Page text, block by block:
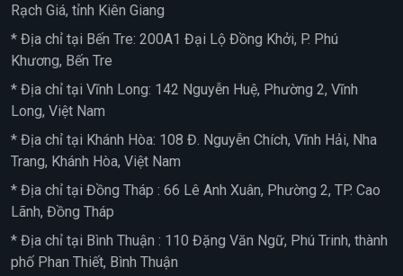
Rạch Giá, tỉnh Kiên Giang
* Địa chỉ tại Bến Tre: 200A1 Đại Lộ Đồng Khởi, P. Phú
Khương, Bến Tre
* Địa chỉ tại Vĩnh Long: 142 Nguyễn Huệ, Phường 2, Vĩnh
Long, Việt Nam
* Địa chỉ tại Khánh Hòa: 108 Đ. Nguyễn Chích, Vĩnh Hải, Nha
Trang, Khánh Hòa, Việt Nam
* Địa chỉ tại Đồng Tháp : 66 Lê Anh Xuân, Phường 2, TP. Cao
Lãnh, Đồng Tháp
* Địa chỉ tại Bình Thuận : 110 Đặng Văn Ngữ, Phú Trinh, thành
phố Phan Thiết, Bình Thuận